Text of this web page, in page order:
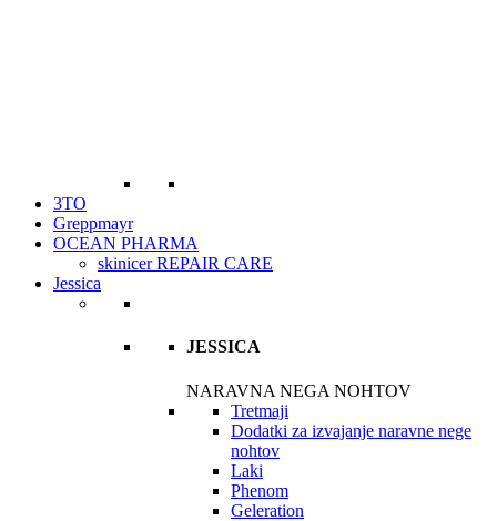
3TO
Greppmayr
OCEAN PHARMA
skinicer REPAIR CARE
Jessica
JESSICA
NARAVNA NEGA NOHTOV
Tretmaji
Dodatki za izvajanje naravne nege
nohtov
Laki
Phenom
Geleration